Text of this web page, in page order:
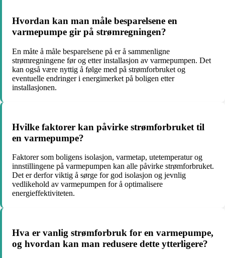
Hvordan kan man måle besparelsene en
varmepumpe gir på strømregningen?
En måte å måle besparelsene på er å sammenligne
strømregningene før og etter installasjon av varmepumpen. Det
kan også være nyttig å følge med på strømforbruket og
eventuelle endringer i energimerket på boligen etter
installasjonen.
Hvilke faktorer kan påvirke strømforbruket til
en varmepumpe?
Faktorer som boligens isolasjon, varmetap, utetemperatur og
innstillingene på varmepumpen kan alle påvirke strømforbruket.
Det er derfor viktig å sørge for god isolasjon og jevnlig
vedlikehold av varmepumpen for å optimalisere
energieffektiviteten.
Hva er vanlig strømforbruk for en varmepumpe,
og hvordan kan man redusere dette ytterligere?